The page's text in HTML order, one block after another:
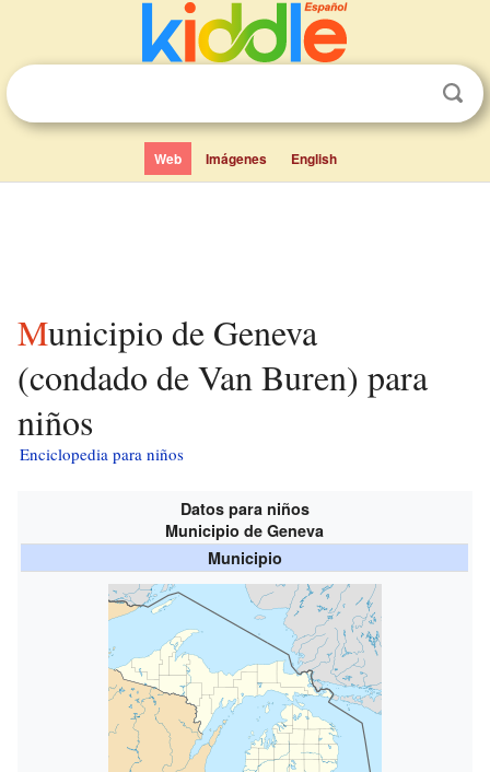
Web Imágenes English
Municipio de Geneva
(condado de Van Buren) para
niños
Enciclopedia para niños
Datos para niños
Municipio de Geneva
Municipio